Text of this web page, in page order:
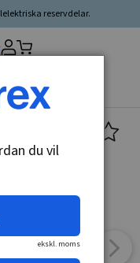
reservdelar.
du vil
ekskl. moms